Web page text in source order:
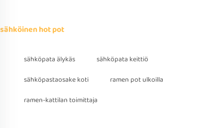
sähköinen hot pot
sähköpata älykäs
sähköpata keittiö
sähköpastaosake koti
ramen pot ulkoilla
ramen-kattilan toimittaja